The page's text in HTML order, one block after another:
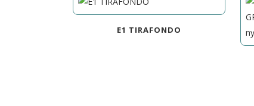
E1 TIRAFONDO